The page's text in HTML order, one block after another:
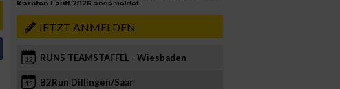
JETZT ANMELDEN
12 RUN5 TEAMSTAFFEL - Wiesbaden
13 B2Run Dillingen/Saar